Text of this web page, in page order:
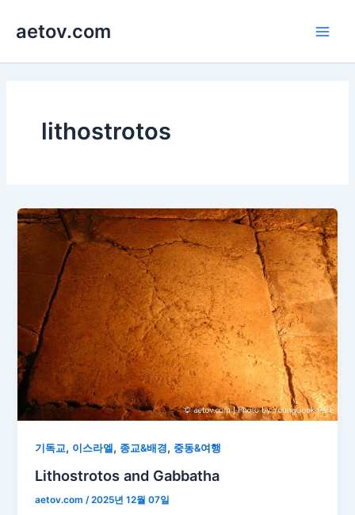
로
aetov.com
lithostrotos
기독교, 이스라엘, 종교&배경, 중동&여행
Lithostrotos and Gabbatha
aetov.com /2025년 12월 07일